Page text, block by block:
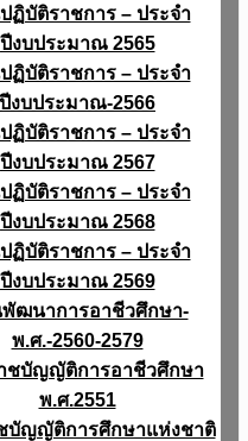
ฏิบัติราชการ – ประจำ
ปีงบประมาณ 2565
ฏิบัติราชการ – ประจำ
ปีงบประมาณ-2566
ฏิบัติราชการ – ประจำ
ปีงบประมาณ 2567
ฏิบัติราชการ – ประจำ
ปีงบประมาณ 2568
ฏิบัติราชการ – ประจำ
ปีงบประมาณ 2569
ฒนาการอาชีวศึกษา-
พ.ศ.-2560-2579
ชบัญญัติการอาชีวศึกษา
พ.ศ.2551
บัญญัติการศึกษาแห่งชาติ